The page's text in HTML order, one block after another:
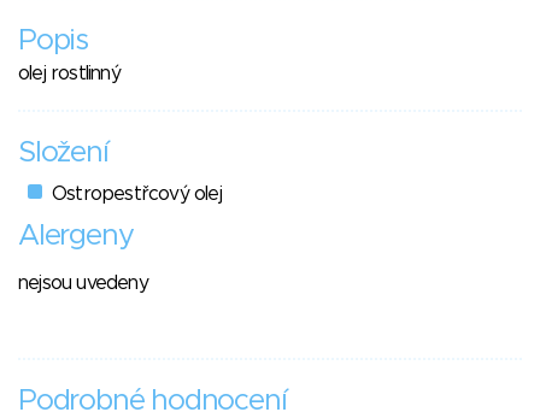
Popis
olej rostlinný
Složení
Ostropestřcový olej
Alergeny
nejsou uvedeny
Podrobné hodnocení